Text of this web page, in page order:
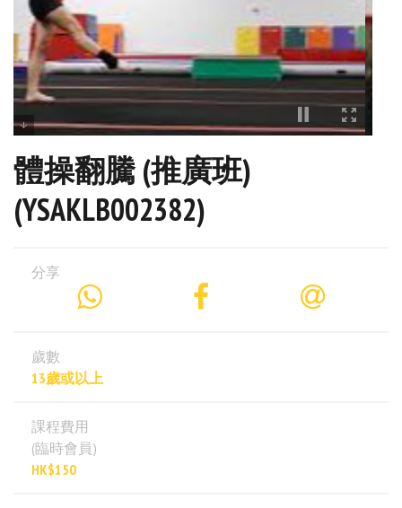
體操翻騰 (推廣班)
(YSAKLB002382)
分享
歲數
13歲或以上
課程費用
(臨時會員)
HK$150